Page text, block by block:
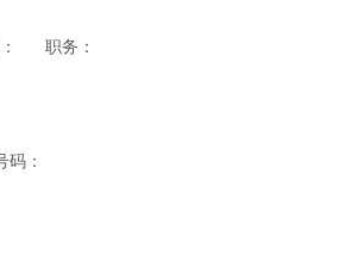
职务：
码：